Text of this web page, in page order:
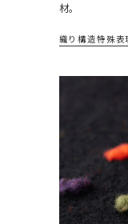
材。
織り構造特殊表